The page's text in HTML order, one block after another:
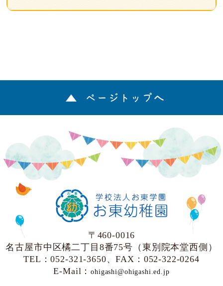
ページトップへ
〒460-0016
名古屋市中区橘二丁目8番75号（東別院本堂西側）
TEL：052-321-3650、FAX：052-322-0264
E-Mail：ohigashi@ohigashi.ed.jp